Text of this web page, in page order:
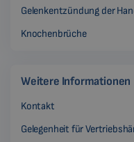
Gelenkentzündung der
Knochenbrüche
Weitere Informationen
Kontakt
Gelegenheit für